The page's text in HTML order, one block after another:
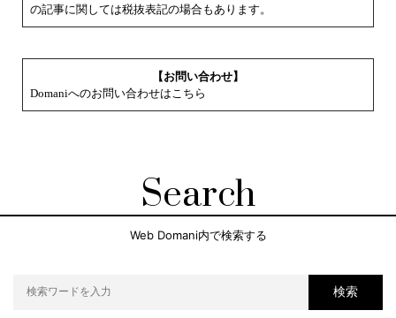
の記事に関しては税抜表記の場合もあります。
【お問い合わせ】
Domaniへのお問い合わせはこちら
Search
Web Domani内で検索する
検索